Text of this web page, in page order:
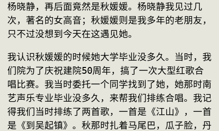
杨晓静，再后面竟然是秋媛媛。杨晓静我见过几
次，著名的女高音；秋媛媛则是我多年的老朋友，
只不过没想到今天在这遇见她。
我认识秋媛媛的时候她大学毕业没多久。当时，我
们院为了庆祝建院50周年，搞了一次大型红歌合
唱比赛。我当时委托一个同学找到了她，她那时南
艺声乐专业毕业没多久，来帮我们排练合唱。我记
得我们当时排练了两首歌，一首是《江山》，一首
是《到吴起镇》。秋那时扎着马尾巴，瓜子脸，丹